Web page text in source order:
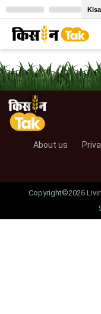
About us
Copyright©2026